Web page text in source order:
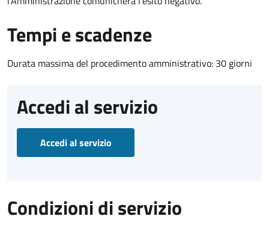
Tempi e scadenze
Durata massima del procedimento amministrativo: 30 giorni
Accedi al servizio
Accedi al servizio
Condizioni di servizio